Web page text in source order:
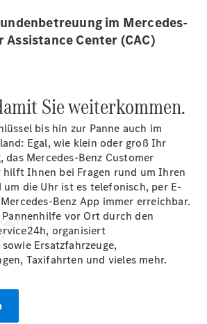
Servicetermin
im Mercedes-
Assistance Center (CAC)
Sie weiterkommen.
bis hin zur Panne auch im
Egal, wie klein oder groß Ihr
das Mercedes-Benz Customer
hilft Ihnen bei Fragen rund um Ihren
um die Uhr ist es telefonisch, per E-
Benz App immer erreichbar.
vor Ort durch den
organisiert
Ersatzfahrzeuge,
Taxifahrten und vieles mehr.